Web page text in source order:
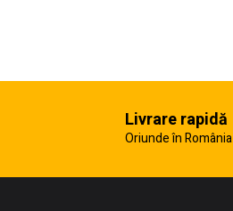
Livrare rapidă
Oriunde în România